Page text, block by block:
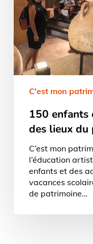
du
patrimoine
lyonnais
C'est mon
150 enfants
des lieux du
C’est mon
l’éducation
enfants et des
vacances
de patrimoine…